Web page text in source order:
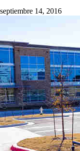
septiembre 14, 2016